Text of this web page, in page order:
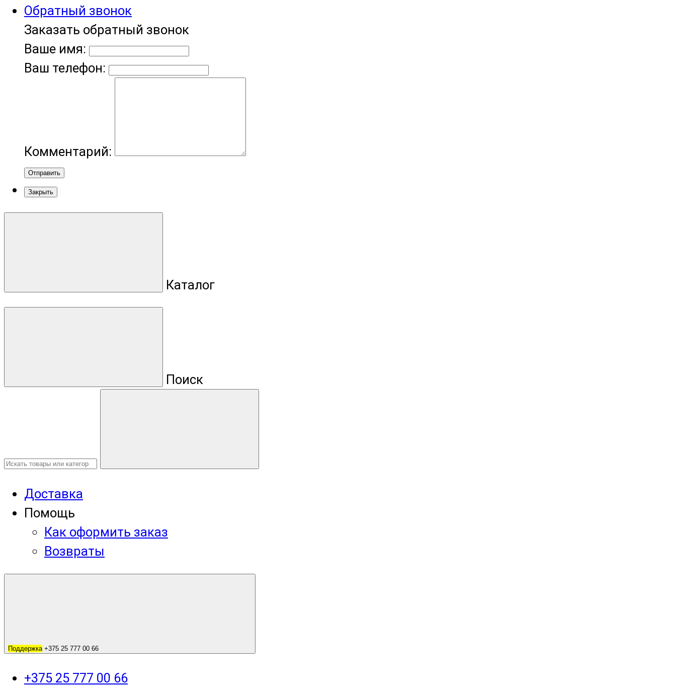
Обратный звонок
Заказать обратный звонок
Ваше имя:
Ваш телефон:
Комментарий:
Отправить
Закрыть
Каталог
Поиск
Доставка
Помощь
Как оформить заказ
Возвраты
Поддержка +375 25 777 00 66
+375 25 777 00 66